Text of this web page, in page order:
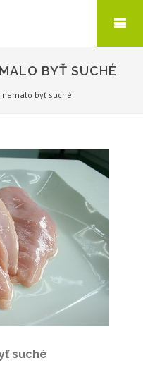
BYŤ SUCHÉ
nemalo byť suché
suché